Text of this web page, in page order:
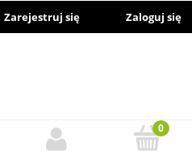
Zarejestruj się Zaloguj się